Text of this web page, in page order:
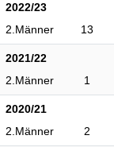
2022/23
2.Männer
13
2021/22
2.Männer
1
2020/21
2.Männer
2